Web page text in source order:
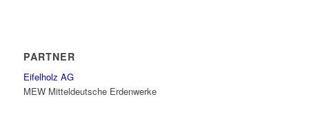
PARTNER
Eifelholz AG
MEW Mitteldeutsche Erdenwerke